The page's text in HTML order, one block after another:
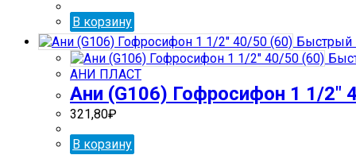
В корзину
Быстрый
АНИ ПЛАСТ
Ани (G106) Гофросифон 1 1/2″
321,80₽
В корзину